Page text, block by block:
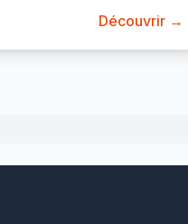
Découvrir →